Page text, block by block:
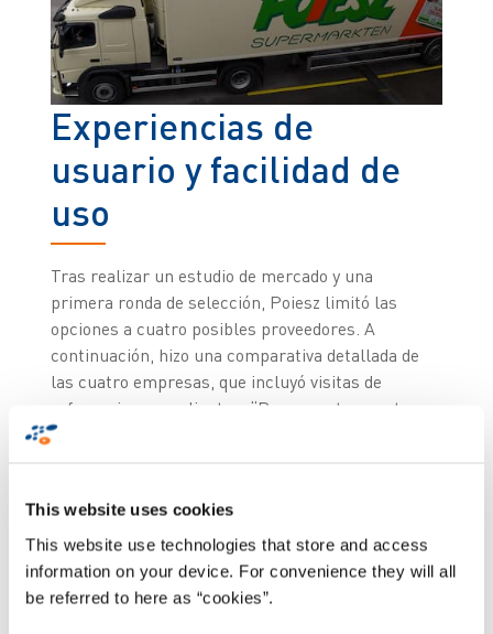
This website uses cookies
This website use technologies that store and access
information on your device. For convenience they will all
be referred to here as “cookies”.
Experiencias de
usuario y facilidad de
uso
Tras realizar un estudio de mercado y una
primera ronda de selección, Poiesz limitó las
opciones a cuatro posibles proveedores. A
continuación, hizo una comparativa detallada de
las cuatro empresas, que incluyó visitas de
referencia a sus clientes. “Para nosotros, estas
experiencias de usuario y la facilidad de uso
del equipo de proyecto quedaron gratamente
sorprendidos. Luego nos reunimos con Zetes
para analizar nuestro proceso de preparación de
pedidos y detectar posibles mejoras, incluida la